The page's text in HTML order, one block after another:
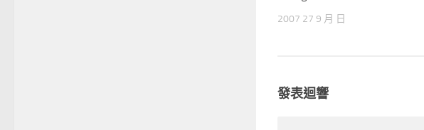
2007 27 9 月 日
發表迴響